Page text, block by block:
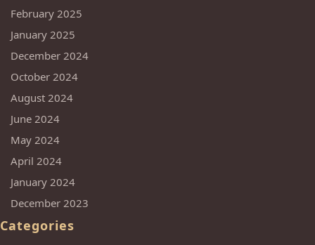
February 2025
January 2025
December 2024
October 2024
August 2024
June 2024
May 2024
April 2024
January 2024
December 2023
Categories